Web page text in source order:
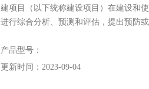
建项目（以下统称建设项目）在建设和
进行综合分析、预测和评估，提出预防
产品型号：
更新时间：2023-09-04